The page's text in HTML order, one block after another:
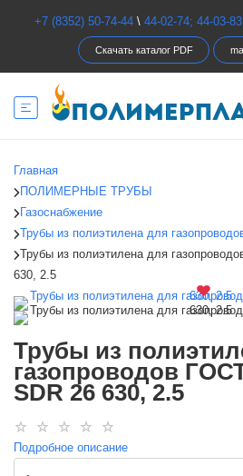
+7 (8352) 50-74-44\ 44-02-74; 44-03-83
Скачать каталог PDF
Главная
ПОЛИМЕРНЫЕ ТРУБЫ
Газоснабжение
Трубы из полиэтилена для
Трубы из полиэтилена для
630, 2.5
Трубы из
газопроводов
SDR 26 630, 2.5
Подробное описание